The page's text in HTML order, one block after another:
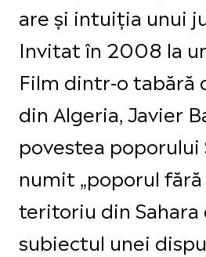
are și intuiția unui
Invitat în 2008 la
Film dintr-o tabără
din Algeria, Javier
povestea poporului
numit „poporul fără
teritoriu din Sahara
subiectul unei